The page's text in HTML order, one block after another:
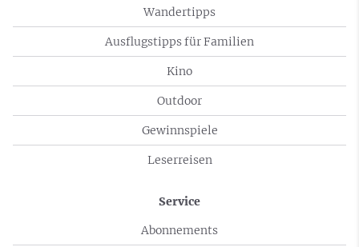
Wandertipps
Ausflugstipps für Familien
Kino
Outdoor
Gewinnspiele
Leserreisen
Service
Abonnements